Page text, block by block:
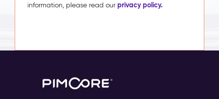
information, please read our privacy policy.